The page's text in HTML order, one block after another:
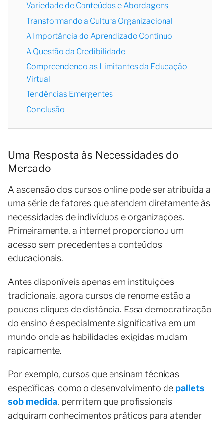
Variedade de Conteúdos e Abordagens
Transformando a Cultura Organizacional
A Importância do Aprendizado Contínuo
A Questão da Credibilidade
Compreendendo as Limitantes da Educação
Virtual
Tendências Emergentes
Conclusão
Uma Resposta às Necessidades do
Mercado
A ascensão dos cursos online pode ser atribuída a
uma série de fatores que atendem diretamente às
necessidades de indivíduos e organizações.
Primeiramente, a internet proporcionou um
acesso sem precedentes a conteúdos
educacionais.
Antes disponíveis apenas em instituições
tradicionais, agora cursos de renome estão a
poucos cliques de distância. Essa democratização
do ensino é especialmente significativa em um
mundo onde as habilidades exigidas mudam
rapidamente.
Por exemplo, cursos que ensinam técnicas
específicas, como o desenvolvimento de pallets
sob medida, permitem que profissionais
adquiram conhecimentos práticos para atender